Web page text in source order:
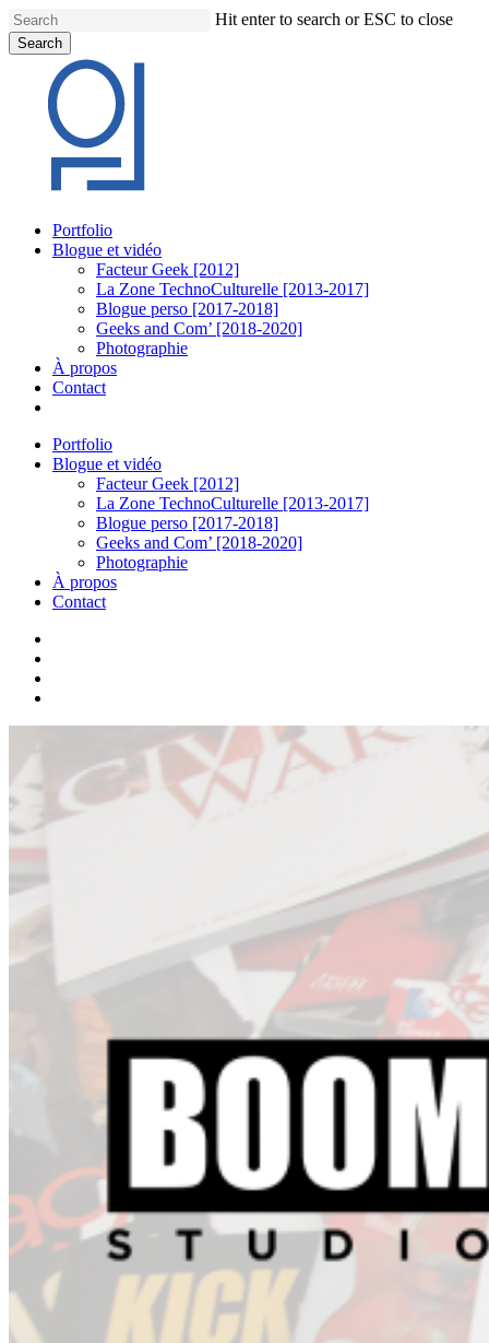
Skip
to
main
content
Hit enter to search or ESC to close
Search
Search
Menu
Portfolio
Blogue et vidéo
Facteur Geek [2012]
La Zone TechnoCulturelle [2013-2017]
Blogue perso [2017-2018]
Geeks and Com’ [2018-2020]
Photographie
À propos
Contact
Portfolio
Blogue et vidéo
Facteur Geek [2012]
La Zone TechnoCulturelle [2013-2017]
Blogue perso [2017-2018]
Geeks and Com’ [2018-2020]
Photographie
À propos
Contact